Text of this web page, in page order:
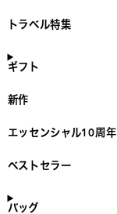
トラベル特集
ギフト
新作
エッセンシャル10周年
ベストセラー
バッグ